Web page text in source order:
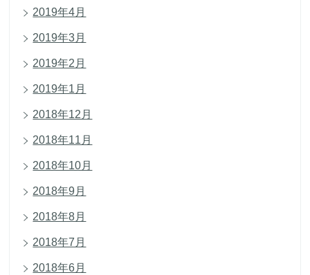
2019年4月
2019年3月
2019年2月
2019年1月
2018年12月
2018年11月
2018年10月
2018年9月
2018年8月
2018年7月
2018年6月